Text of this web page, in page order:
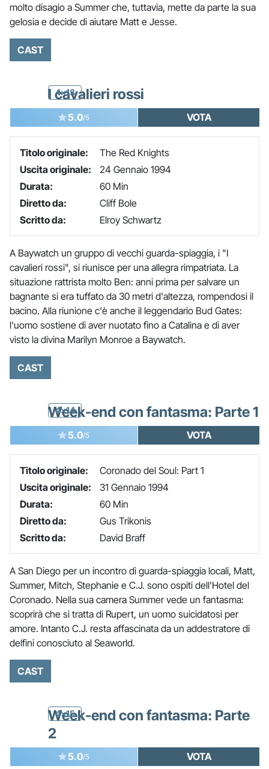
molto disagio a Summer che, tuttavia, mette da parte la sua
gelosia e decide di aiutare Matt e Jesse.
CAST
4x13
I cavalieri rossi
5.0/5 VOTA
Titolo originale:
The Red Knights
Uscita originale:
24 Gennaio 1994
Durata:
60 Min
Diretto da:
Cliff Bole
Scritto da:
Elroy Schwartz
A Baywatch un gruppo di vecchi guarda-spiaggia, i "I
cavalieri rossi", si riunisce per una allegra rimpatriata. La
situazione rattrista molto Ben: anni prima per salvare un
bagnante si era tuffato da 30 metri d'altezza, rompendosi il
bacino. Alla riunione c'è anche il leggendario Bud Gates:
l'uomo sostiene di aver nuotato fino a Catalina e di aver
visto la divina Marilyn Monroe a Baywatch.
CAST
4x14
Week-end con fantasma: Parte 1
5.0/5 VOTA
Titolo originale:
Coronado del Soul: Part 1
Uscita originale:
31 Gennaio 1994
Durata:
60 Min
Diretto da:
Gus Trikonis
Scritto da:
David Braff
A San Diego per un incontro di guarda-spiaggia locali, Matt,
Summer, Mitch, Stephanie e C.J. sono ospiti dell'Hotel del
Coronado. Nella sua camera Summer vede un fantasma:
scoprirà che si tratta di Rupert, un uomo suicidatosi per
amore. Intanto C.J. resta affascinata da un addestratore di
delfini conosciuto al Seaworld.
CAST
4x15
Week-end con fantasma: Parte
2
5.0/5 VOTA